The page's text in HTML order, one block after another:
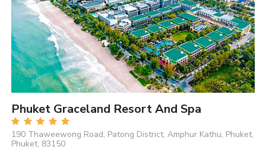
Phuket Graceland Resort And Spa
190 Thaweewong Road, Patong District, Amphur Kathu, Phuket,
Phuket, 83150